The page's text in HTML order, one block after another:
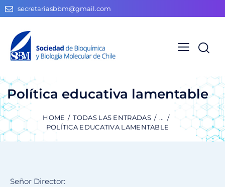
secretariasbbm@gmail.com
Política educativa lamentable
HOME TODAS LAS ENTRADAS
...
POLÍTICA EDUCATIVA LAMENTABLE
Señor Director: